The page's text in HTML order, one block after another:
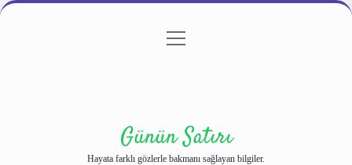
Gizlilik Politikası
menüyü
Günün Satırı
Hayata farklı gözlerle bakmanı sağlayan bilgiler.